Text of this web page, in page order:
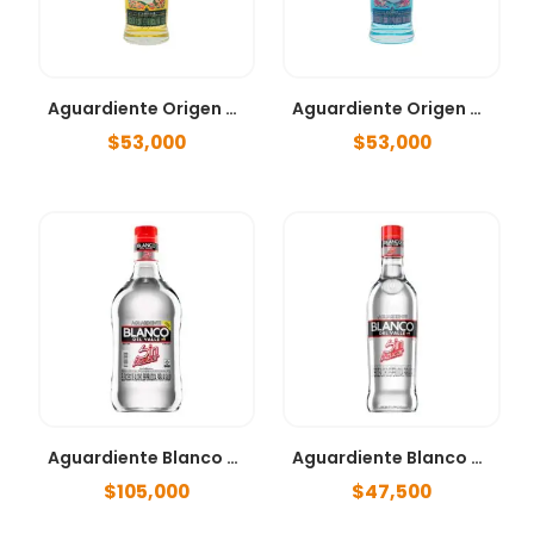
Aguardiente Origen del Valle – Atardecer 750ml
$53,000
Aguardiente Origen del Valle – Fusión 750ml
$53,000
Aguardiente Blanco Del Valle 1750ml
$105,000
Aguardiente Blanco Del Valle 750ml
$47,500